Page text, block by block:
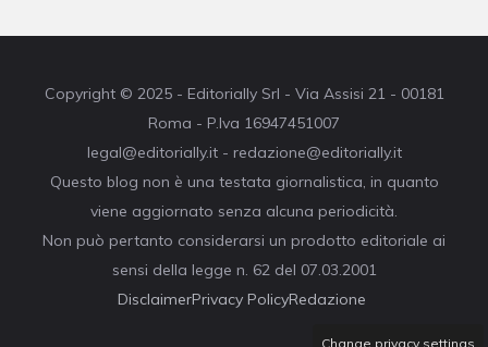
Copyright © 2025 - Editorially Srl - Via Assisi 21 - 00181
Roma - P.Iva 16947451007
legal@editorially.it - redazione@editorially.it
Questo blog non è una testata giornalistica, in quanto
viene aggiornato senza alcuna periodicità.
Non può pertanto considerarsi un prodotto editoriale ai
sensi della legge n. 62 del 07.03.2001
DisclaimerPrivacy PolicyRedazione
Change privacy settings